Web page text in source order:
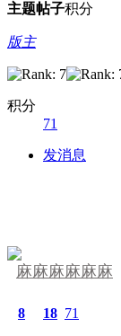
主题帖子积分
版主
积分
71
发消息
麻麻麻麻麻麻
8 18 71